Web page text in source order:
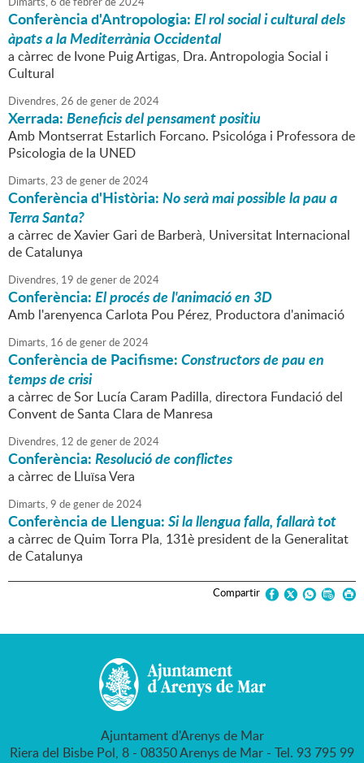
Conferència d'Antropologia:El rol social i cultural dels
àpats a la Mediterrània Occidental
a càrrec de Ivone Puig Artigas, Dra. Antropologia Social i
Cultural
Divendres,26 degenerde2024
Xerrada:Beneficis del pensament positiu
Amb Montserrat Estarlich Forcano. Psicológa i Professora de
Psicologia de la UNED
Dimarts,23 degenerde2024
Conferència d'Història:No serà mai possible la pau a
Terra Santa?
a càrrec de Xavier Gari de Barberà, Universitat Internacional
de Catalunya
Divendres, 19 degenerde2024
Conferència:El procés de l'animació en 3D
Amb l'arenyenca Carlota Pou Pérez, Productora d'animació
Dimarts, 16 degenerde2024
Conferència de Pacifisme:Constructors de pau en
temps de crisi
a càrrec de Sor Lucía Caram Padilla, directora Fundació del
Convent de Santa Clara de Manresa
Divendres, 12 degenerde2024
Conferència:Resolució de conflictes
a càrrec de Lluïsa Vera
Dimarts,9 degenerde2024
Conferència de Llengua:Si la llengua falla, fallarà tot
a càrrec de Quim Torra Pla, 131è president de la Generalitat
de Catalunya
Compartir
Ajuntament d'Arenys de Mar
Riera del Bisbe Pol, 8 - 08350 Arenys de Mar - Tel. 93 795 99